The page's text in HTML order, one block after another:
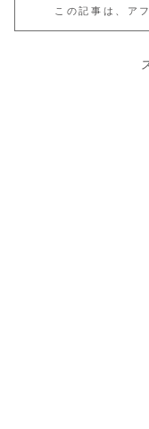
この記事は、ア